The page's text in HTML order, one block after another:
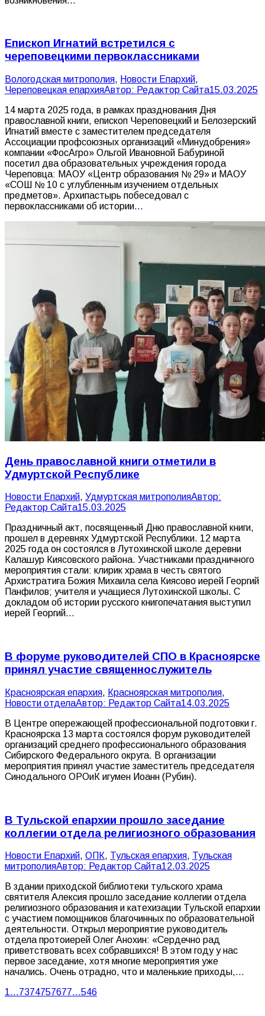
Епископ Игнатий встретился с
череповецкими первоклассниками
Вологодская митрополия, Новости Епархий,
Череповецкая епархияАвтор: Редактор Сайта15.03.2025
14 марта 2025 года, в рамках празднования Дня
православной книги, епископ Череповецкий и Белозерский
Игнатий вместе с заместителем председателя
Ассоциации профсоюзных организаций «Минудобрения»
компании «ФосАгро» Ольгой Ивановной Бабуриной
посетил два образовательных учреждения города
Череповца: МАОУ «Центр образования № 29» и МАОУ
«СОШ № 10 с углубленным изучением отдельных
предметов». Архипастырь побеседовал с
первоклассниками об истории…
День православной книги отметили в
Удмуртской Республике
Новости Епархий, Удмуртская митрополияАвтор:
Редактор Сайта15.03.2025
Праздничный акт, посвященный Дню православной книги,
прошел в деревнях Удмуртской Республики. 12 марта
2025 года он состоялся в Лутохинской школе деревни
Калашур Киясовского района. Участниками праздничного
мероприятия стали: клирик храма в честь святого
Архистратига Божия Михаила села Киясово иерей Георгий
Панфилов; учителя и учащиеся Лутохинской школы. С
докладом об истории русского книгопечатания выступил
иерей Георгий…
В форуме руководителей СПО в Красноярске
принял участие священнослужитель
Красноярская епархия, Красноярская митрополия,
Новости отделаАвтор: Редактор Сайта14.03.2025
В Центре опережающей профессиональной подготовки г.
Красноярска 13 марта состоялся форум руководителей
организаций среднего профессионального образования
Сибирского Федерального округа. В организации
мероприятия принял участие заместитель председателя
Синодального ОРОиК игумен Иоанн (Рубин).
В Тульской епархии прошло заседание
коллегии отдела религиозного образования
Новости Епархий, ОПК, Тульская епархия, Тульская
митрополияАвтор: Редактор Сайта12.03.2025
В здании приходской библиотеки тульского храма
святителя Алексия прошло заседание коллегии отдела
религиозного образования и катехизации Тульской епархии
с участием помощников благочинных по образовательной
деятельности. Открыл мероприятие руководитель
отдела протоиерей Олег Анохин: «Сердечно рад
приветствовать всех собравшихся! В этом году у нас
первое заседание, хотя многие мероприятия уже
начались. Очень отрадно, что и маленькие приходы,…
1…7374757677…546